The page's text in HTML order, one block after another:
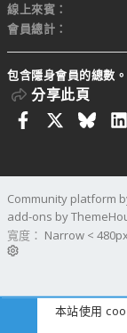
線上來賓
會員總計
包含隱身會員的總數。
分享此頁
Facebook
Community platform
add-ons by
寬度
本站使用